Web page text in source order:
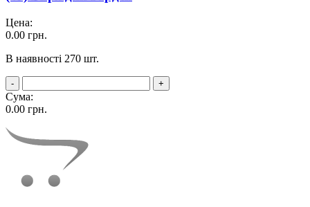
Цена:
0.00 грн.
В наявності 270 шт.
- +
Сума:
0.00 грн.